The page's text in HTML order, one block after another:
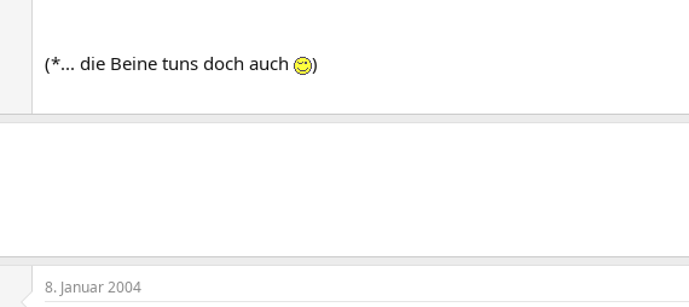
(*... die Beine tuns doch auch )
8. Januar 2004